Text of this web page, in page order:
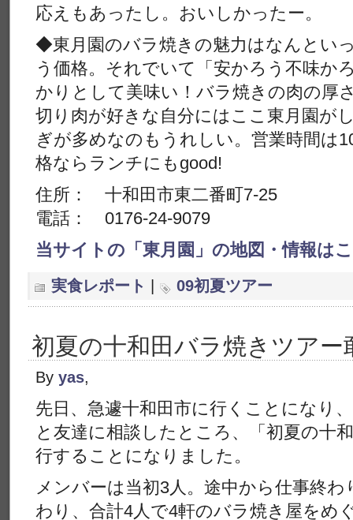
応えもあったし。おいしかったー。
◆東月園のバラ焼きの魅力はなんとい
う価格。それでいて「安かろう不味か
かりとして美味い！バラ焼きの肉の厚
切り肉が好きな自分にはここ東月園が
ぎが多めなのもうれしい。営業時間は
格ならランチにもgood!
住所： 十和田市東二番町7-25
電話： 0176-24-9079
当サイトの「東月園」の地図・情報は
実食レポート 09初夏ツアー
初夏の十和田バラ焼きツアー
By yas,
先日、急遽十和田市に行くことになり
と友達に相談したところ、「初夏の十
行することになりました。
メンバーは当初3人。途中から仕事終
わり、合計4人で4軒のバラ焼き屋をめ